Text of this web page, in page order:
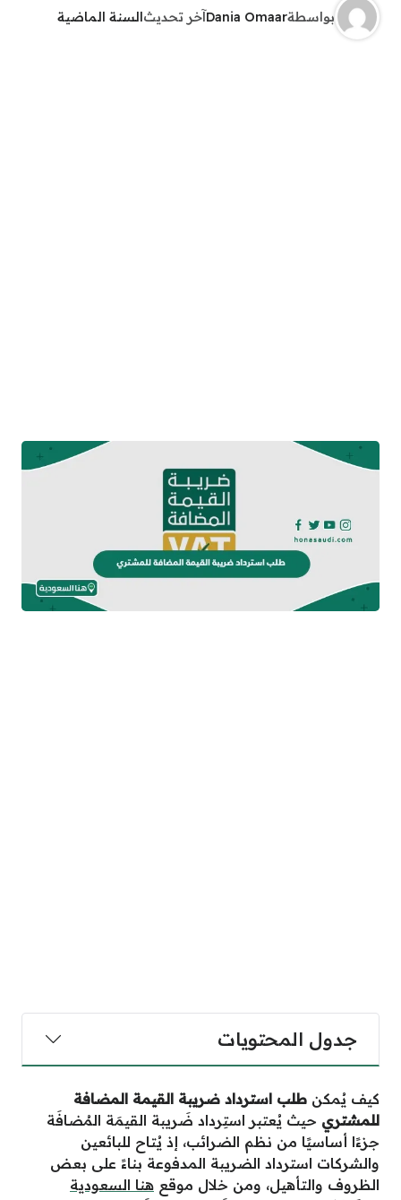
بواسطةDania Omaarآخر تحديثالسنة الماضية
جدول المحتويات
كيف يُمكن طلب استرداد ضريبة القيمة المضافة
للمشتري حيث يُعتبر استِرداد ضَريبة القيمَة المُضافَة
جزءًا أساسيًا من نظم الضرائب، إذ يُتاح للبائعين
والشركات استرداد الضريبة المدفوعة بناءً على بعض
الظروف والتأهيل، ومن خلال موقع هنا السعودية